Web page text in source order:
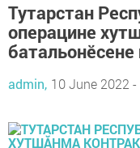
Тутарстан
операцине
батальонӗсене
admin, 10 June 2022 -